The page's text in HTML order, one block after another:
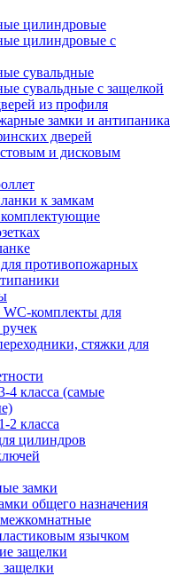
цилиндровые
цилиндровые с
сувальдные
сувальдные с защелкой
из профиля
замки и антипаника
дверей
и дисковым
к замкам
противопожарных
комплекты для
стяжки для
класса (самые
класса
цилиндров
замки
общего назначения
язычком
защелки